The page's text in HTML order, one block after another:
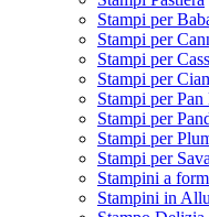
Stampi per
Stampi per
Stampi per
Stampi per
Stampi per
Stampi per
Stampi per
Stampi per
Stampini a
Stampini in